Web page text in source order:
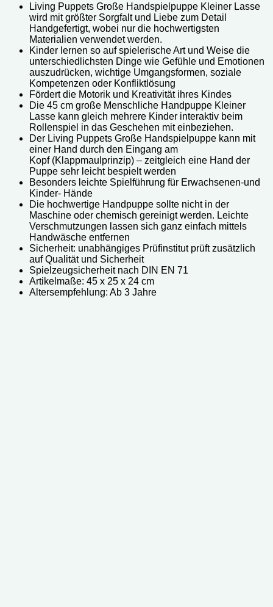
Living Puppets Große Handspielpuppe Kleiner Lasse
wird mit größter Sorgfalt und Liebe zum Detail
Handgefertigt, wobei nur die hochwertigsten
Materialien verwendet werden.
Kinder lernen so auf spielerische Art und Weise die
unterschiedlichsten Dinge wie Gefühle und Emotionen
auszudrücken, wichtige Umgangsformen, soziale
Kompetenzen oder Konfliktlösung
Fördert die Motorik und Kreativität ihres Kindes
Die 45 cm große Menschliche Handpuppe Kleiner
Lasse kann gleich mehrere Kinder interaktiv beim
Rollenspiel in das Geschehen mit einbeziehen.
Der Living Puppets Große Handspielpuppe kann mit
einer Hand durch den Eingang am
Kopf (Klappmaulprinzip) – zeitgleich eine Hand der
Puppe sehr leicht bespielt werden
Besonders leichte Spielführung für Erwachsenen-und
Kinder- Hände
Die hochwertige Handpuppe sollte nicht in der
Maschine oder chemisch gereinigt werden. Leichte
Verschmutzungen lassen sich ganz einfach mittels
Handwäsche entfernen
Sicherheit: unabhängiges Prüfinstitut prüft zusätzlich
auf Qualität und Sicherheit
Spielzeugsicherheit nach DIN EN 71
Artikelmaße: 45 x 25 x 24 cm
Altersempfehlung: Ab 3 Jahre